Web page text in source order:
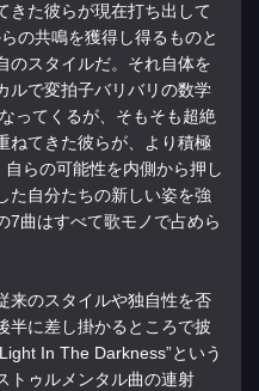
きた彼らが現在打ち出して
の共鳴を獲得し得るものと
のスタイルだ。それ自体を
ルで変拍子バリバリの数学
ってくるが、そもそも超絶
ねてきた彼らが、より積極
自らの可能性を内側から押し
た自分たちの新しい姿を強
7曲はすべて歌モノで占めら
来のスタイルや独自性を否
半に差し掛かるところで披
In The Darkness”という
トゥルメンタル曲の連射